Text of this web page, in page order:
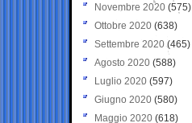
Novembre 2020 (575)
Ottobre 2020 (638)
Settembre 2020(465)
Agosto 2020 (588)
Luglio 2020 (597)
Giugno 2020 (580)
Maggio 2020 (618)